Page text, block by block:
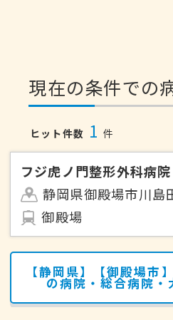
現在の条件での
ヒット件数 1 件
フジ虎ノ門整形外科病院
静岡県御殿場市川島
御殿場
【静岡県】【御殿場市
の病院・総合病院・